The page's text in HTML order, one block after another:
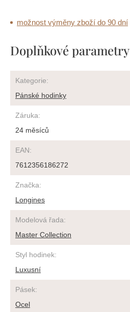
možnost výměny zboží do 90 dní
Doplňkové parametry
Kategorie:
Pánské hodinky
Záruka:
24 měsíců
EAN:
7612356186272
Značka:
Longines
Modelová řada:
Master Collection
Styl hodinek:
Luxusní
Pásek:
Ocel